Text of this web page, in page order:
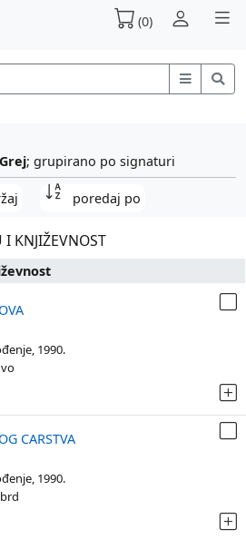
(0)
; grupirano po signaturi
poredaj po
I KNJIŽEVNOST
1990.
CARSTVA
1990.